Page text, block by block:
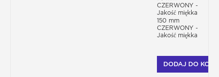
CZERWONY -
Jakość miękka
150 mm
CZERWONY -
Jakość miękka
DODAJ DO